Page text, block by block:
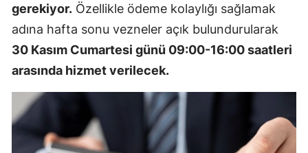
gerekiyor. Özellikle ödeme kolaylığı sağlamak
adına hafta sonu vezneler açık bulundurularak
30 Kasım Cumartesi günü 09:00-16:00 saatleri
arasında hizmet verilecek.